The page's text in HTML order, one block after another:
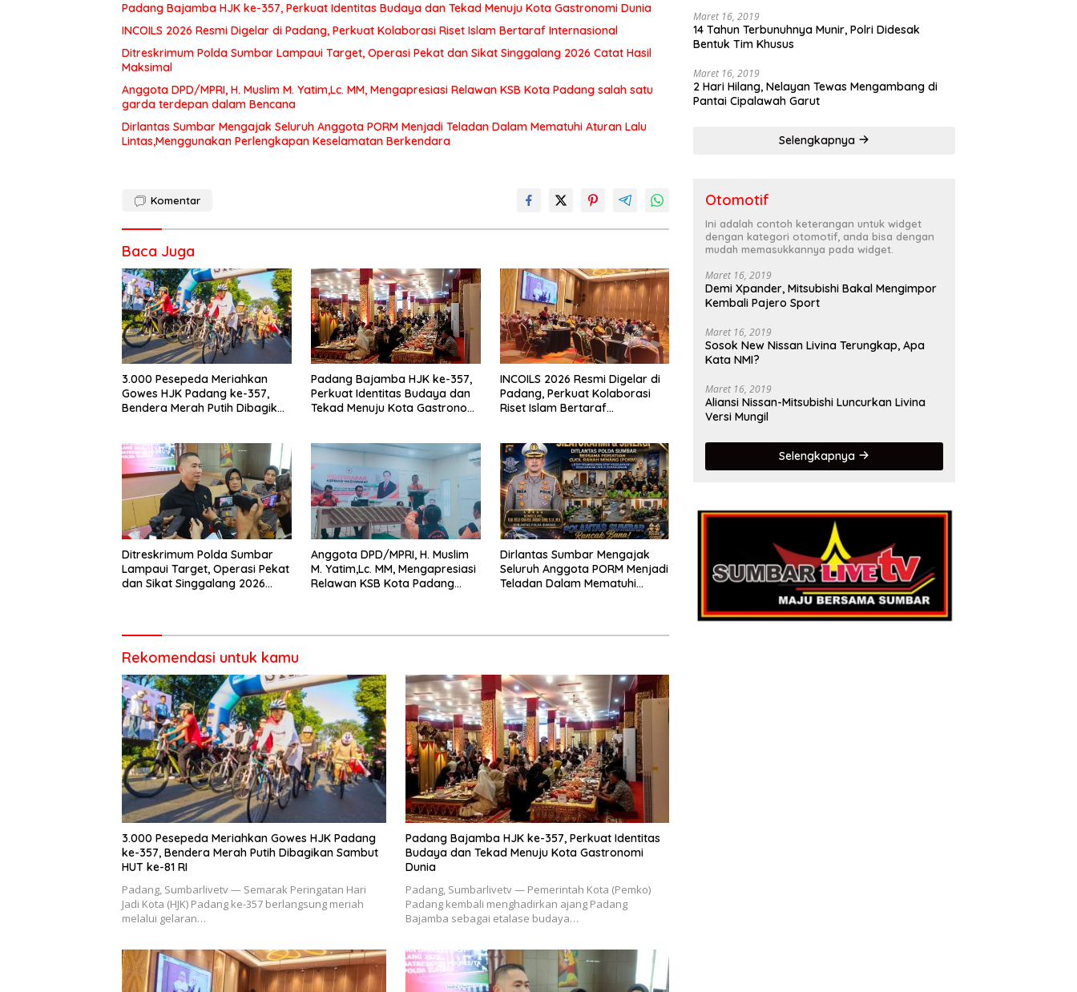
Padang Bajamba HJK ke-357, Perkuat Identitas Budaya dan Tekad Menuju Kota Gastronomi Dunia
INCOILS 2026 Resmi Digelar di Padang, Perkuat Kolaborasi Riset Islam Bertaraf Internasional
Ditreskrimum Polda Sumbar Lampaui Target, Operasi Pekat dan Sikat Singgalang 2026 Catat Hasil
Maksimal
Anggota DPD/MPRI, H. Muslim M. Yatim,Lc. MM, Mengapresiasi Relawan KSB Kota Padang salah satu
garda terdepan dalam Bencana
Dirlantas Sumbar Mengajak Seluruh Anggota PORM Menjadi Teladan Dalam Mematuhi Aturan Lalu
Lintas,Menggunakan Perlengkapan Keselamatan Berkendara
Komentar
Baca Juga
3.000 Pesepeda Meriahkan
Gowes HJK Padang ke-357,
Bendera Merah Putih Dibagikan
Padang Bajamba HJK ke-357,
Perkuat Identitas Budaya dan
Tekad Menuju Kota Gastronomi
INCOILS 2026 Resmi Digelar di
Padang, Perkuat Kolaborasi
Riset Islam Bertaraf
Ditreskrimum Polda Sumbar
Lampaui Target, Operasi Pekat
dan Sikat Singgalang 2026
Anggota DPD/MPRI, H. Muslim
M. Yatim,Lc. MM, Mengapresiasi
Relawan KSB Kota Padang
Dirlantas Sumbar Mengajak
Seluruh Anggota PORM Menjadi
Teladan Dalam Mematuhi
Berkendara
Rekomendasi untuk kamu
3.000 Pesepeda Meriahkan Gowes HJK Padang
ke-357, Bendera Merah Putih Dibagikan Sambut
HUT ke-81 RI
Padang, Sumbarlivetv — Semarak Peringatan Hari
Jadi Kota (HJK) Padang ke-357 berlangsung meriah
melalui gelaran…
Padang Bajamba HJK ke-357, Perkuat Identitas
Budaya dan Tekad Menuju Kota Gastronomi
Dunia
Padang, Sumbarlivetv — Pemerintah Kota (Pemko)
Padang kembali menghadirkan ajang Padang
Bajamba sebagai etalase budaya…
Maret 16, 2019
14 Tahun Terbunuhnya Munir, Polri Didesak
Bentuk Tim Khusus
Maret 16, 2019
2 Hari Hilang, Nelayan Tewas Mengambang di
Pantai Cipalawah Garut
Selengkapnya
Otomotif
Ini adalah contoh keterangan untuk widget
dengan kategori otomotif, anda bisa dengan
mudah memasukkannya pada widget.
Maret 16, 2019
Demi Xpander, Mitsubishi Bakal Mengimpor
Kembali Pajero Sport
Maret 16, 2019
Sosok New Nissan Livina Terungkap, Apa
Kata NMI?
Maret 16, 2019
Aliansi Nissan-Mitsubishi Luncurkan Livina
Versi Mungil
Selengkapnya